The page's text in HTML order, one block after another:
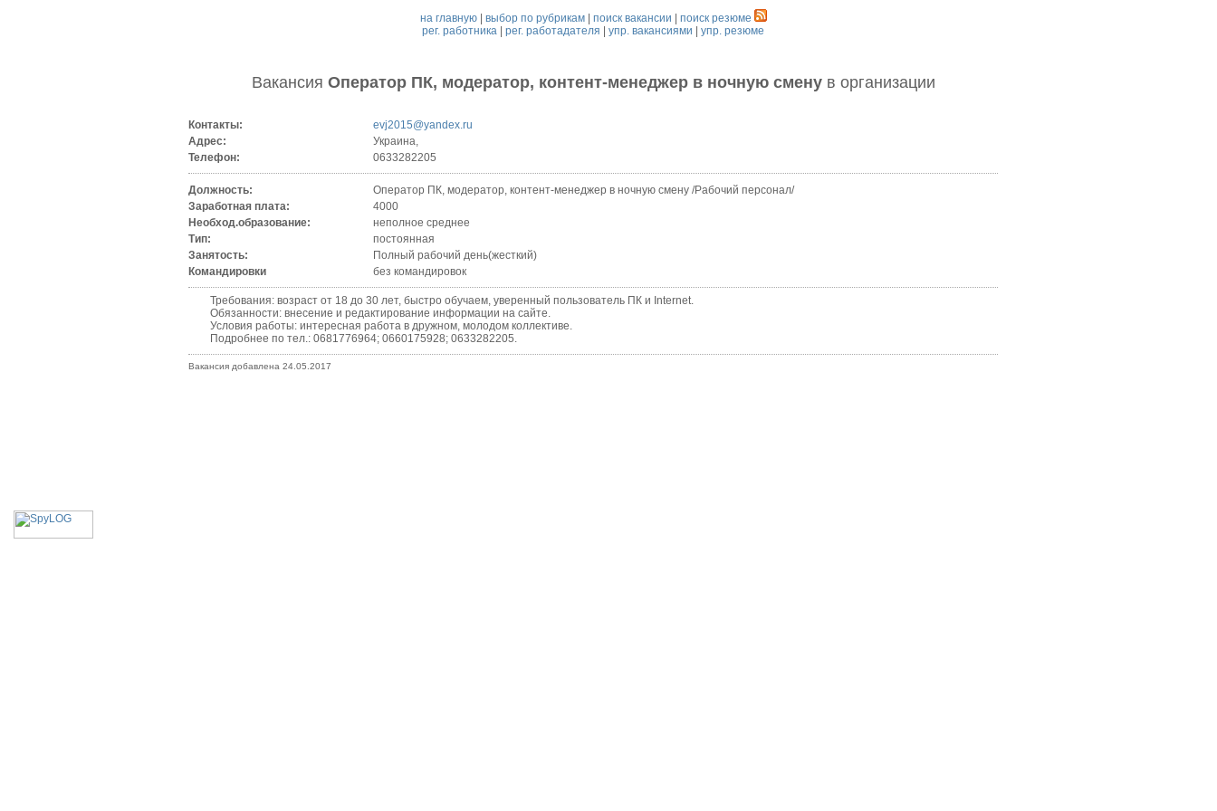
на главную| выбор по рубрикам| поиск вакансии
поиск резюме
рег. работника |рег. работадателя |упр. вакансиями |упр. резюме
Вакансия Оператор ПК, модератор, контент-менеджер в ночную сменув организации
Контакты:
evj2015@yandex.ru
Адрес:
Украина,
Телефон:
0633282205
Должность:
Оператор ПК, модератор, контент-менеджер в ночную смену /Рабочий персонал/
Заработная плата:
4000
Необход.образование:
неполное среднее
Тип:
постоянная
Занятость:
Полный рабочий день(жесткий)
Командировки
без командировок
Требования: возраст от 18 до 30 лет, быстро обучаем, уверенный пользователь ПК и Internet.
Обязанности: внесение и редактирование информации на сайте.
Условия работы: интересная работа в дружном, молодом коллективе.
Подробнее по тел.: 0681776964; 0660175928; 0633282205.
Вакансия добавлена 24.05.2017